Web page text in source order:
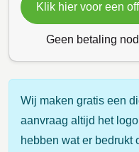
Klik hier voor een
Geen betaling
Wij maken gratis een
aanvraag altijd het
hebben wat er bedrukt